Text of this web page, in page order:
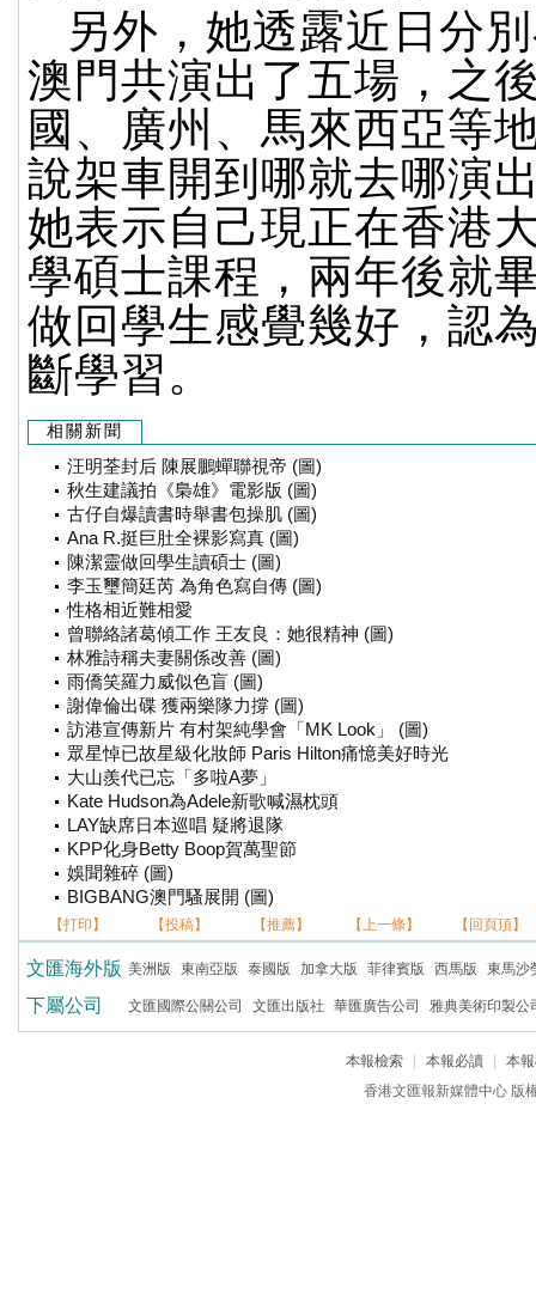
另外，她透露近日分
澳門共演出了五場，之
國、廣州、馬來西亞等
說架車開到哪就去哪演
她表示自己現正在香港
學碩士課程，兩年後就
做回學生感覺幾好，認
斷學習。
相關新聞
汪明荃封后 陳展鵬蟬聯視帝 (圖)
秋生建議拍《梟雄》電影版 (圖)
古仔自爆讀書時舉書包操肌 (圖)
Ana R.挺巨肚全裸影寫真 (圖)
陳潔靈做回學生讀碩士 (圖)
李玉璽簡廷芮 為角色寫自傳 (圖)
性格相近難相愛
曾聯絡諸葛傾工作 王友良：她很精神 (圖)
林雅詩稱夫妻關係改善 (圖)
雨僑笑羅力威似色盲 (圖)
謝偉倫出碟 獲兩樂隊力撐 (圖)
訪港宣傳新片 有村架純學會「MK Look」 (圖)
眾星悼已故星級化妝師 Paris Hilton痛憶美好時光
大山羨代已忘「多啦A夢」
Kate Hudson為Adele新歌喊濕枕頭
LAY缺席日本巡唱 疑將退隊
KPP化身Betty Boop賀萬聖節
娛聞雜碎 (圖)
BIGBANG澳門騷展開 (圖)
【打印】 【投稿】 【推薦】 【上一條】 【回頁頂】
文匯海外版 美洲版 東南亞版 泰國版 加拿大版 菲律賓版 西馬版 東馬沙
下屬公司 文匯國際公關公司 文匯出版社 華匯廣告公司 雅典美術印製公
本報檢索 本報必讀
本
香港文匯報新媒體中心 版